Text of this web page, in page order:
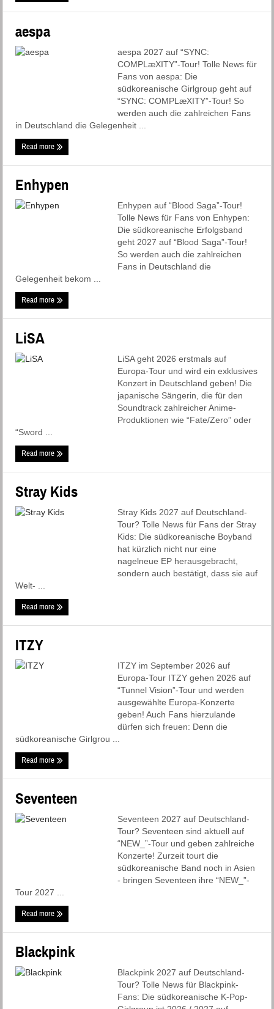
aespa
aespa 2027 auf “SYNC:
COMPLæXITY”-Tour! Tolle News für
Fans von aespa: Die
südkoreanische Girlgroup geht auf
“SYNC: COMPLæXITY”-Tour! So
werden auch die zahlreichen Fans
in Deutschland die Gelegenheit ...
Read more
Enhypen
Enhypen auf “Blood Saga”-Tour!
Tolle News für Fans von Enhypen:
Die südkoreanische Erfolgsband
geht 2027 auf “Blood Saga”-Tour!
So werden auch die zahlreichen
Fans in Deutschland die
Gelegenheit bekom ...
Read more
LiSA
LiSA geht 2026 erstmals auf
Europa-Tour und wird ein exklusives
Konzert in Deutschland geben! Die
japanische Sängerin, die für den
Soundtrack zahlreicher Anime-
Produktionen wie “Fate/Zero” oder
“Sword ...
Read more
Stray Kids
Stray Kids 2027 auf Deutschland-
Tour? Tolle News für Fans der Stray
Kids: Die südkoreanische Boyband
hat kürzlich nicht nur eine
nagelneue EP herausgebracht,
sondern auch bestätigt, dass sie auf
Welt- ...
Read more
ITZY
ITZY im September 2026 auf
Europa-Tour ITZY gehen 2026 auf
“Tunnel Vision”-Tour und werden
ausgewählte Europa-Konzerte
geben! Auch Fans hierzulande
dürfen sich freuen: Denn die
südkoreanische Girlgrou ...
Read more
Seventeen
Seventeen 2027 auf Deutschland-
Tour? Seventeen sind aktuell auf
“NEW_”-Tour und geben zahlreiche
Konzerte! Zurzeit tourt die
südkoreanische Band noch in Asien
- bringen Seventeen ihre “NEW_”-
Tour 2027 ...
Read more
Blackpink
Blackpink 2027 auf Deutschland-
Tour? Tolle News für Blackpink-
Fans: Die südkoreanische K-Pop-